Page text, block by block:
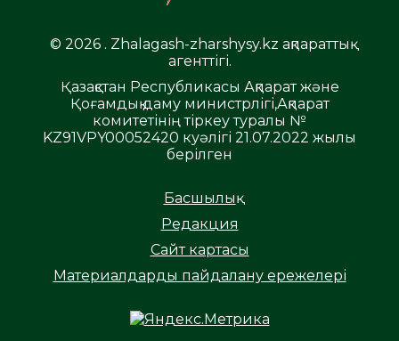
© 2026 . Zhalagash-zharshysy.kz ақпараттық
агенттігі.
Қазақстан Республикасы Ақпарат және
Қоғамдық даму министрлігі,Ақпарат
комитетінің тіркеу туралы №
KZ91VPY00052420 куәлігі 21.07.2022 жылы
берілген
Басшылық
Редакция
Сайт картасы
Материалдарды пайдалану ережелері